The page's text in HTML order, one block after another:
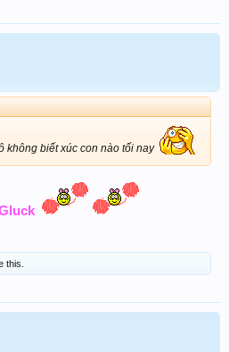
không biết xúc con nào tối nay
this.